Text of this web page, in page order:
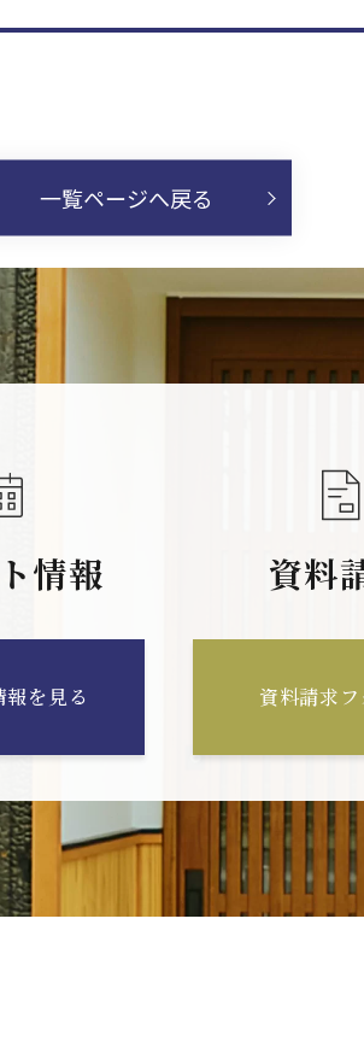
一覧ページへ戻る
情報
を見る
資料
資料請求フ